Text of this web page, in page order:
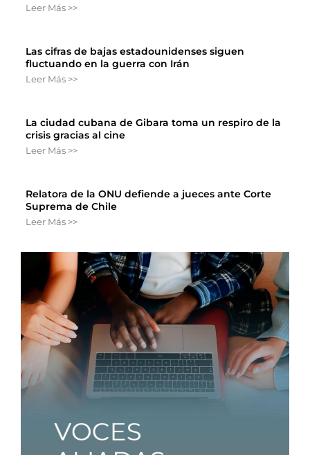
Leer Más >>
Las cifras de bajas estadounidenses siguen
fluctuando en la guerra con Irán
Leer Más >>
La ciudad cubana de Gibara toma un respiro de la
crisis gracias al cine
Leer Más >>
Relatora de la ONU defiende a jueces ante Corte
Suprema de Chile
Leer Más >>